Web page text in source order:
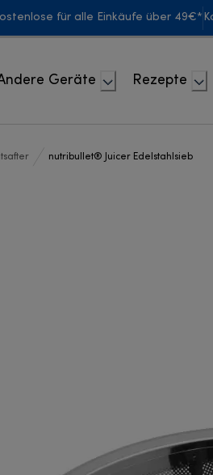
für alle Einkäufe über 49€*
Geräte Rezepte
nutribullet® Juicer Edelstahlsieb